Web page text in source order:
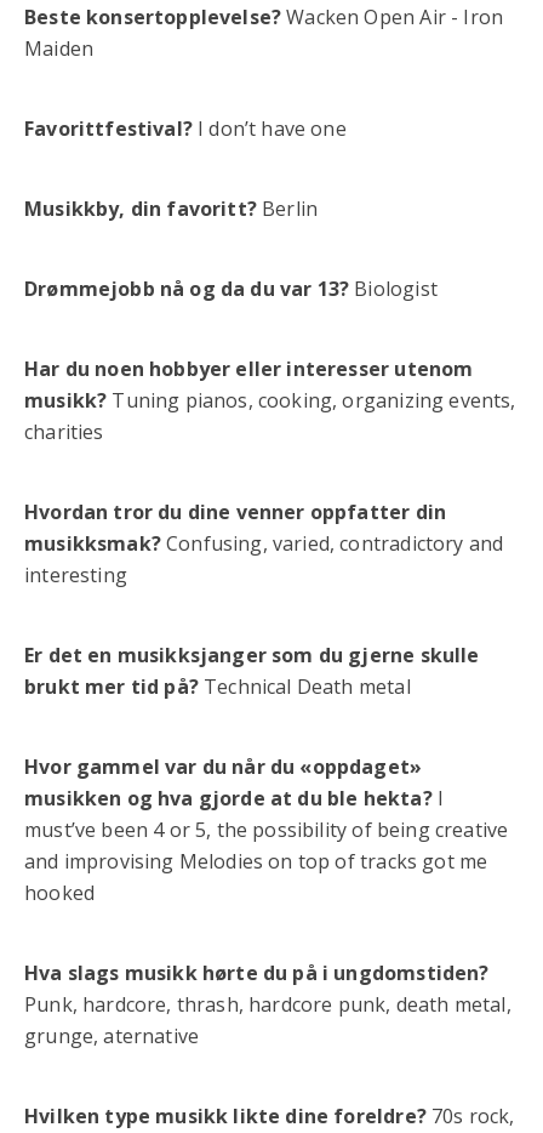
Beste konsertopplevelse?Wacken Open Air - Iron
Maiden
Favorittfestival? I don’t have one
Musikkby, din favoritt? Berlin
Drømmejobb nå og da du var 13? Biologist
Har du noen hobbyer eller interesser utenom
musikk? Tuning pianos, cooking, organizing events,
charities
Hvordan tror du dine venner oppfatter din
musikksmak?Confusing, varied, contradictory and
interesting
Er det en musikksjanger som du gjerne skulle
brukt mer tid på? Technical Death metal
Hvor gammel var du når du «oppdaget»
musikken og hva gjorde at du ble hekta? I
must’ve been 4 or 5, the possibility of being creative
and improvising Melodies on top of tracks got me
hooked
Hva slags musikk hørte du på i ungdomstiden?
Punk, hardcore, thrash, hardcore punk, death metal,
grunge, aternative
Hvilken type musikk likte dine foreldre? 70s rock,